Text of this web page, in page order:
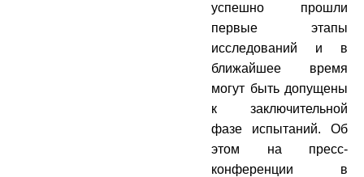
успешно прошли
первые этапы
исследований и в
ближайшее время
могут быть допущены
к заключительной
фазе испытаний. Об
этом на пресс-
конференции в